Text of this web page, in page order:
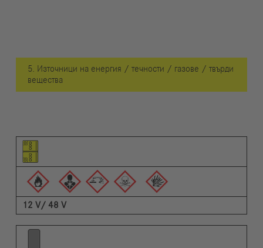
5. Източници на енергия / течности / газове / твърди
вещества
Пиктограма на елемента
Пиктограми на предупрежденията
Описание
12 V/ 48 V